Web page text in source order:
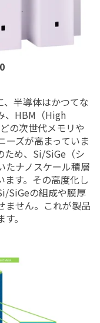
、半導体はかつてな
、HBM（High
の次世代メモリや
ーズが高まっていま
ため、Si/SiGe（シ
たナノスケール積層
す。その高度化し
SiGeの組成や膜厚
ません。これが製品
。